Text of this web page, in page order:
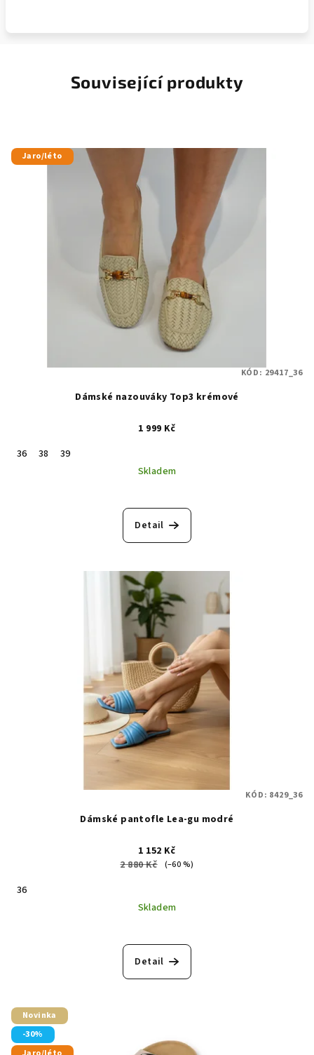
Související produkty
Jaro/léto
Dámské nazouváky Top3 krémové
1 999 Kč
36
38
39
Skladem
Detail
KÓD: 29417_36
Dámské pantofle Lea-gu modré
1 152 Kč
2 880 Kč
(–60 %)
36
Skladem
Detail
KÓD: 8429_36
Novinka
-30%